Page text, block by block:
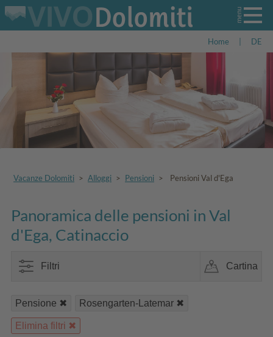
Home DE
Vacanze Dolomiti > Alloggi > Pensioni > Pensioni Val d'Ega
Panoramica delle pensioni in Val
d'Ega, Catinaccio
Filtri Cartina
Pensione Rosengarten-Latemar
Elimina filtri